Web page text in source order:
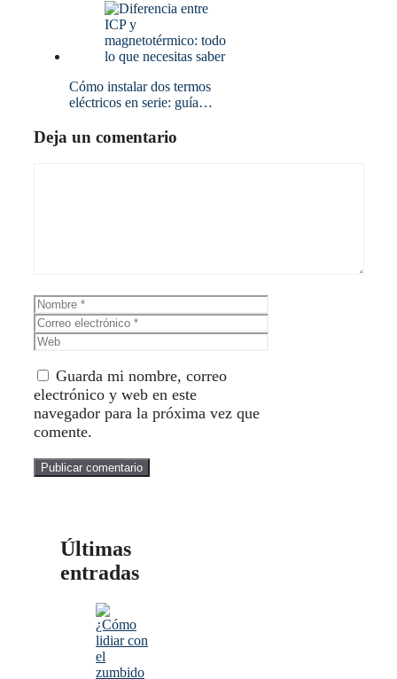
Cómo instalar dos termos
eléctricos en serie: guía…
Deja un comentario
Nombre
Correo
electrónico
Web
Guarda mi nombre, correo
electrónico y web en este
navegador para la próxima vez que
comente.
Últimas
entradas